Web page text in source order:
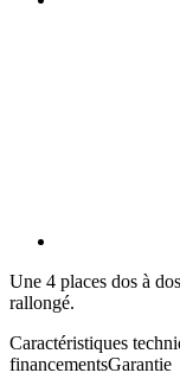
Une 4 places dos à
rallongé.
Caractéristiques
financementsGarantie